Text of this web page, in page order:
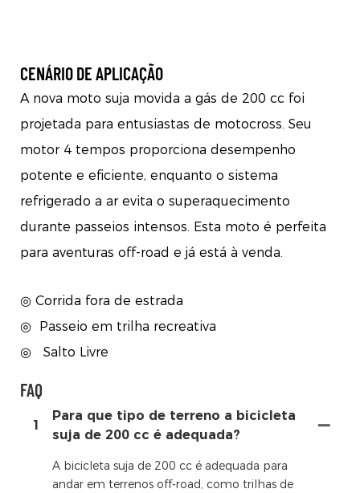
CENÁRIO DE APLICAÇÃO
A nova moto suja movida a gás de 200 cc foi
projetada para entusiastas de motocross. Seu
motor 4 tempos proporciona desempenho
potente e eficiente, enquanto o sistema
refrigerado a ar evita o superaquecimento
durante passeios intensos. Esta moto é perfeita
para aventuras off-road e já está à venda.
◎ Corrida fora de estrada
◎
Passeio em trilha recreativa
◎
Salto Livre
FAQ
1
Para que tipo de terreno a bicicleta
suja de 200 cc é adequada?
A bicicleta suja de 200 cc é adequada para
andar em terrenos off-road, como trilhas de